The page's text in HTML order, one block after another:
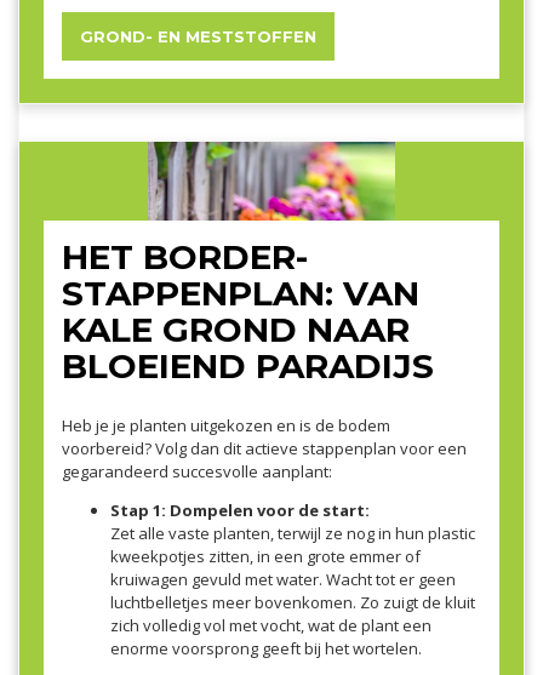
GROND- EN MESTSTOFFEN
HET BORDER-
STAPPENPLAN: VAN
KALE GROND NAAR
BLOEIEND PARADIJS
Heb je je planten uitgekozen en is de bodem
voorbereid? Volg dan dit actieve stappenplan voor een
gegarandeerd succesvolle aanplant:
Stap 1: Dompelen voor de start:
Zet alle vaste planten, terwijl ze nog in hun plastic
kweekpotjes zitten, in een grote emmer of
kruiwagen gevuld met water. Wacht tot er geen
luchtbelletjes meer bovenkomen. Zo zuigt de kluit
zich volledig vol met vocht, wat de plant een
enorme voorsprong geeft bij het wortelen.